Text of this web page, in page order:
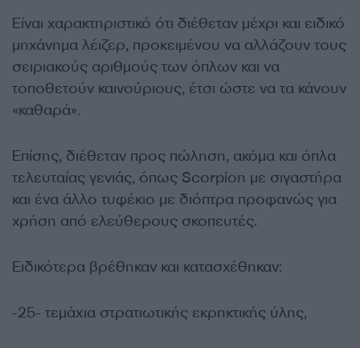
Είναι χαρακτηριστικό ότι διέθεταν μέχρι και ειδικό
μηχάνημα λέιζερ, προκειμένου να αλλάζουν τους
σειριακούς αριθμούς των όπλων και να
τοποθετούν καινούριους, έτσι ώστε να τα κάνουν
«καθαρά».
Επίσης, διέθεταν προς πώληση, ακόμα και όπλα
τελευταίας γενιάς, όπως Scorpion με σιγαστήρα
και ένα άλλο τυφέκιο με διόπτρα προφανώς για
χρήση από ελεύθερους σκοπευτές.
Ειδικότερα βρέθηκαν και κατασχέθηκαν:
-25- τεμάχια στρατιωτικής εκρηκτικής ύλης,